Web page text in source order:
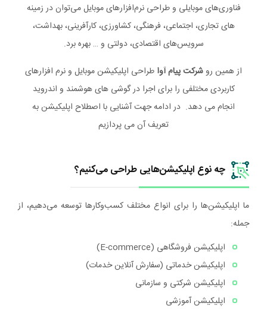
فناوری‌های موبایلی و طراحی نرم‌افزارهای موبایل می‌توان در زمینه
های تجاری، اجتماعی، فرهنگی، کشاورزی، کارآفرینی، بهداشت،
سرویس‌های اقتصادی، دولتی و … بهره برد.
از همین روشرکت پیام آوا طراحی اپلیکیشن موبایل و نرم افزارهای
کاربردی مختلفی را برای اجرا در گوشی های هوشمند و اندروید
انجام می دهد. در ادامه جهت آشنایی با اصطلاح اپلیکیشن به
تعریف آن می پردازیم
چه نوع اپلیکیشن‌هایی طراحی می‌کنیم؟
ما اپلیکیشن‌ها را برای انواع مختلف کسب‌وکارها توسعه می‌دهیم، از
جمله:
اپلیکیشن فروشگاهی (E-commerce)
اپلیکیشن خدماتی (سفارش آنلاین خدمات)
اپلیکیشن شرکتی و سازمانی
اپلیکیشن آموزشی